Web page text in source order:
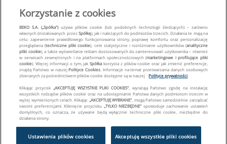
Korzystanie z cookies
BEKO S.A. („Spółka")używa plików cookie (lub podobnych technologii śledzących) – zarówno
własnych (instalowanych przezSpółkę), jak i należących do podmiotów trzecich. Działania te mają na
celu: zapewnienie prawidłowego funkcjonowania strony, poprawę komfortu oraz personalizację
przeglądania (techniczne pliki cookie), cele statystyczne i rozróżnianie użytkowników (analityczne
pliki cookie), a także wyświetlanie reklam dostosowanych do zainteresowań użytkownika – również
w serwisach zewnętrznych i na platformach społecznościowych (marketingowe i profilujące pliki
cookie). Więcej informacji o tym, jakSpółka korzysta z plików cookie oraz jak zmienić preferencje,
znajdą Państwo w naszejPolityce Cookies . Informacje na temat przetwarzania danych osobowych
zbieranych za pośrednictwem plików cookie dostępne są w naszej
Polityce prywatności
Klikając przycisk „AKCEPTUJĘ WSZYSTKIE PLIKI COOKIES" , wyrażają Państwo zgodę na instalację
wszystkich rodzajów plików cookie oraz na udostępnianie Państwa danych podmiotom trzecim w
wyżej wymienionych celach. Klikając „AKCEPTUJĘ WYBRANE" , mogą Państwo samodzielnie zarządzać
swoimi preferencjami. Kliknięcie przycisku „TYLKO NIEZBĘDNE" spowoduje zachowanie ustawień
domyślnych, co oznacza, że używane będą wyłącznie techniczne pliki cookie, niezbędne do
działania strony.
Ustawienia plików cookies Akceptuję wszystkie pliki cookies